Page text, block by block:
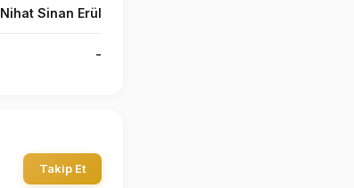
Nihat Sinan Erül
-
Takip Et